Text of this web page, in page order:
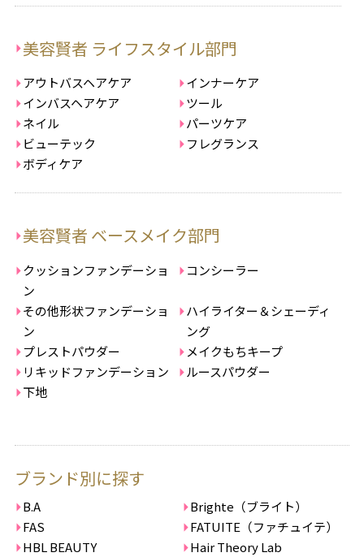
美容賢者 ライフスタイル部門
アウトバスヘアケア
インナーケア
インバスヘアケア
ツール
ネイル
パーツケア
ビューテック
フレグランス
ボディケア
美容賢者 ベースメイク部門
クッションファンデーショ
ン
コンシーラー
その他形状ファンデーショ
ン
ハイライター＆シェーディ
ング
プレストパウダー
メイクもちキープ
リキッドファンデーション
ルースパウダー
下地
ブランド別に探す
B.A
Brighte（ブライト）
FAS
FATUITE（ファチュイテ）
HBL BEAUTY
Hair Theory Lab